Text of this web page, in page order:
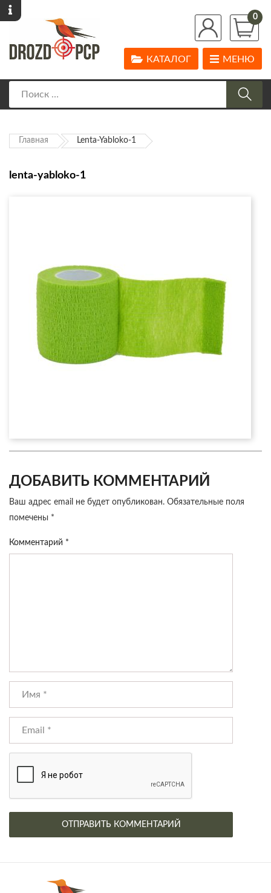
0
МЕНЮ
КАТАЛОГ
Главная Lenta-Yabloko-1
lenta-yabloko-1
ДОБАВИТЬ КОММЕНТАРИЙ
Ваш адрес email не будет опубликован. Обязательные поля
помечены *
Комментарий *